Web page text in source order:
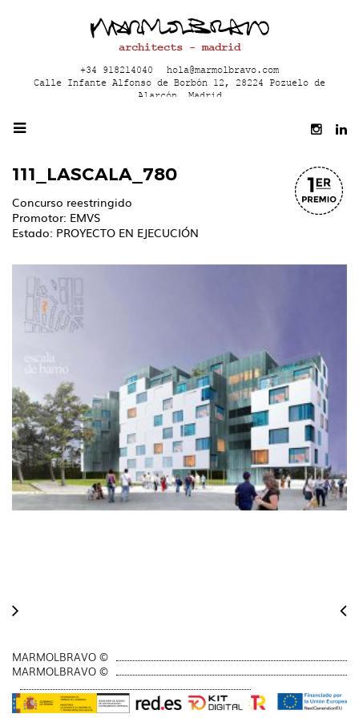
architects - madrid
+34 918214040
hola@marmolbravo.com
Calle Infante Alfonso de Borbón 12, 28224 Pozuelo de
Alarcón, Madrid
111_LASCALA_780
Concurso reestringido
Promotor: EMVS
Estado: PROYECTO EN EJECUCIÓN
MARMOLBRAVO ©
MARMOLBRAVO ©